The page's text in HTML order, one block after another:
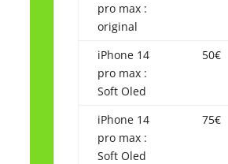
pro max :
original
iPhone 14
pro max :
Soft Oled
50€
iPhone 14
pro max :
Soft Oled
75€